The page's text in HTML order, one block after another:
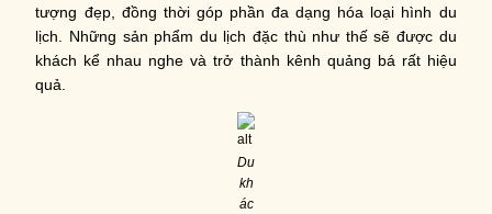
tượng đẹp, đồng thời góp phần đa dạng hóa loại hình du
lịch. Những sản phẩm du lịch đặc thù như thế sẽ được du
khách kể nhau nghe và trở thành kênh quảng bá rất hiệu
quả.
Du
kh
ác